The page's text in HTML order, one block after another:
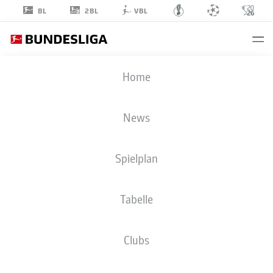
BL 2BL VBL
Home
News
Spielplan
Tabelle
Clubs